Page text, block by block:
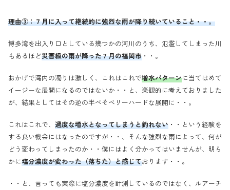
理由③：７月に入って継続的に強烈な雨が降り続いていること・・。
博多湾を出入り口としている幾つかの河川のうち、氾濫してしまった川
もあるほど災害級の雨が降った７月の福岡市 ・・。
おかげで湾内の濁りは激しく、これはこれで増水パターンに当てはめて
イージーな展開になるのではないか・・と、楽観的に考えておりました
が、結果としてはその逆の半べそベリーハードな展開に・・。
これはこれで、 過度な増水となってしまうと釣れない ・・という経験を
する良い機会にはなったのですが・・、そんな強烈な雨によって、何が
どう変わってしまったのか・・僕にはよく分かってはいませんが、明ら
かに塩分濃度が変わった（落ちた）と感じております・・。
・・と、言っても実際に塩分濃度を計測しているのではなく、ルアーチ